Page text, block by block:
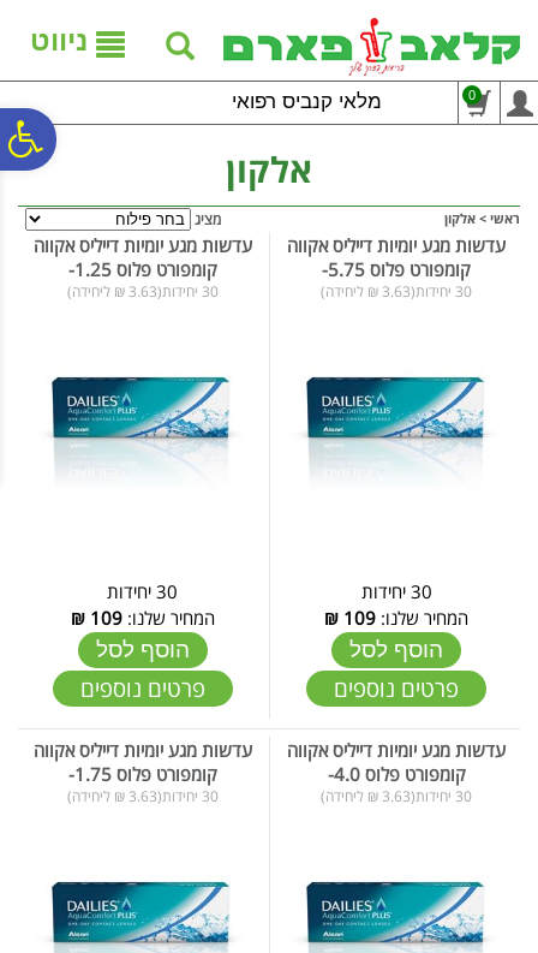
נגישות
אתר
המרכזי
ניווט
מלאי קנביס רפואי 0
אלקון
ראשי > אלקון מציג
עדשות מגע יומיות דייליס אקווה
קומפורט פלוס 5.75-
30 יחידות(3.63 ₪ ליחידה)
30 יחידות
המחיר שלנו: 109
₪
הוסף לסל
פרטים נוספים
עדשות מגע יומיות דייליס אקווה
קומפורט פלוס 1.25-
30 יחידות(3.63 ₪ ליחידה)
30 יחידות
המחיר שלנו:109
₪
הוסף לסל
פרטים נוספים
עדשות מגע יומיות דייליס אקווה
קומפורט פלוס 4.0-
30 יחידות(3.63 ₪ ליחידה)
עדשות מגע יומיות דייליס אקווה
קומפורט פלוס 1.75-
30 יחידות(3.63 ₪ ליחידה)